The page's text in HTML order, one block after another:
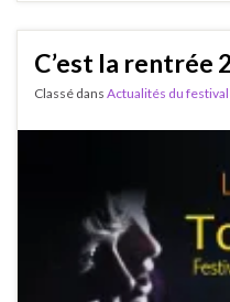
C’est la rentrée
Classé dans Actualités du festival